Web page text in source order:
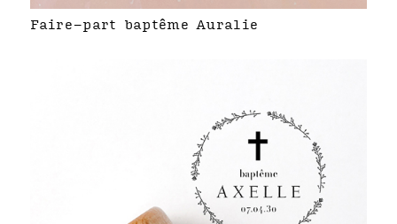
Faire-part baptême Auralie